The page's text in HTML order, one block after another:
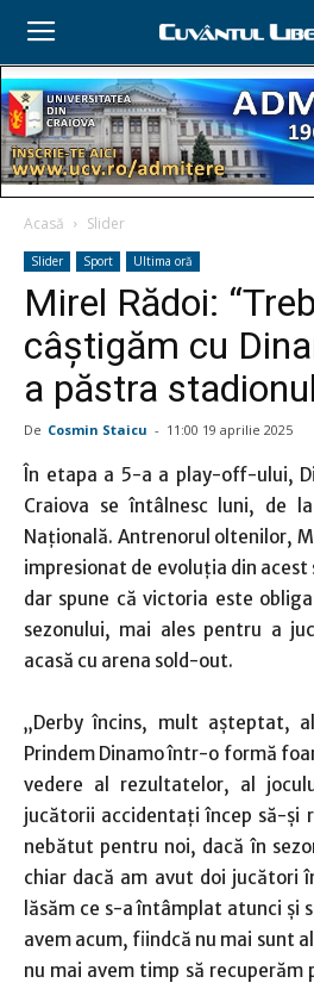
Acasă Slider
Slider Sport Ultima oră
Mirel Rădoi:
câştigăm cu
a păstra
De Cosmin Staicu - 11:00 19 aprilie 2025
În etapa a 5-a a play-off-ului,
Craiova se întâlnesc luni, de
Naţională. Antrenorul oltenilor,
impresionat de evoluţia din
dar spune că victoria este
sezonului, mai ales pentru a
acasă cu arena sold-out.
„Derby încins, mult aşteptat,
Prindem Dinamo într-o formă
vedere al rezultatelor, al
jucătorii accidentaţi încep să-şi
nebătut pentru noi, dacă în
chiar dacă am avut doi jucători
lăsăm ce s-a întâmplat atunci şi
avem acum, fiindcă nu mai sunt
nu mai avem timp să